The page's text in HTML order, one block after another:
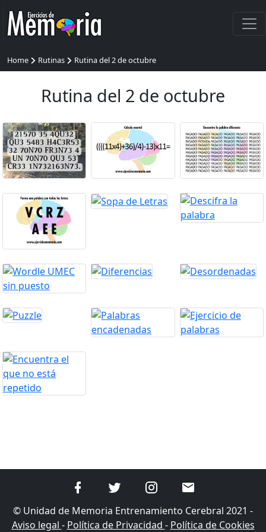
Home Rutinas Rutina del 2 de octubre
Rutina del 2 de octubre
© Unidad de Memoria Entrenamiento Cerebral 2021 -
Aviso legal - Política de Privacidad - Política de Cookies